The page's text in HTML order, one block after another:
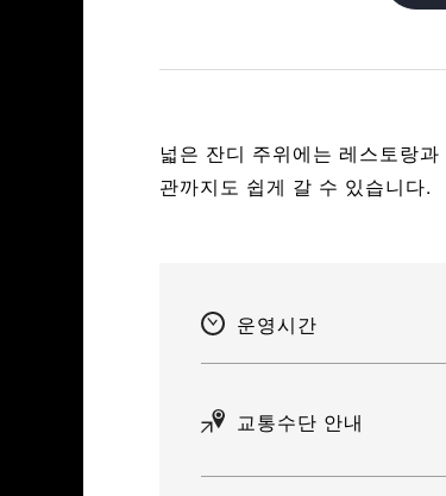
넓은 잔디 주위에는 레스토랑
관까지도 쉽게 갈 수 있습니다.
운영시간
교통수단 안내